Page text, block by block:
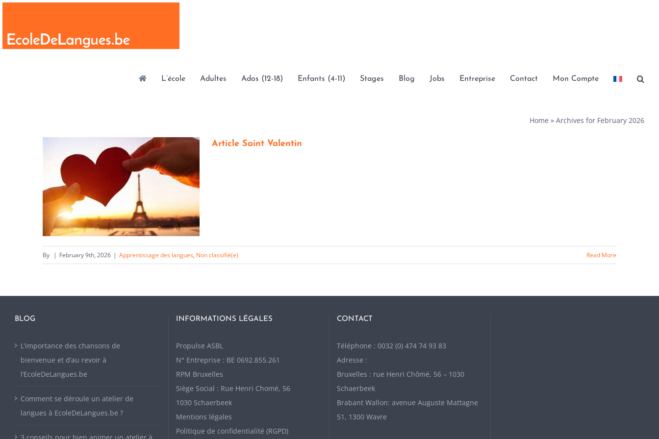
content
L’école Adultes Ados (12-18) Enfants (4-11) Stages Blog Jobs Entreprise Contact Mon Compte
Home » Archives for February 2026
Article Saint Valentin
By | February 9th, 2026 | Apprentissage des langues, Non classifié(e) Read More
BLOG
L’importance des chansons de
bienvenue et d’au revoir à
l’EcoleDeLangues.be
Comment se déroule un atelier de
langues à EcoleDeLangues.be ?
INFORMATIONS LÉGALES
Propulse ASBL
N° Entreprise : BE 0692.855.261
RPM Bruxelles
Siège Social : Rue Henri Chomé, 56
1030 Schaerbeek
Mentions légales
Politique de confidentialité (RGPD)
CONTACT
Téléphone : 0032 (0) 474 74 93 83
Adresse :
Bruxelles : rue Henri Chômé, 56 – 1030
Schaerbeek
Brabant Wallon: avenue Auguste Mattagne
51, 1300 Wavre